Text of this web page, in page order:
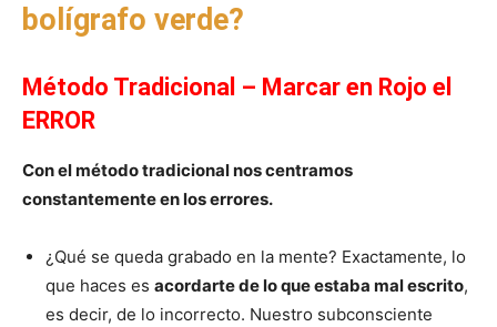
bolígrafo verde?
Método Tradicional – Marcar en Rojo el
ERROR
Con el método tradicional nos centramos
constantemente en los errores.
¿Qué se queda grabado en la mente? Exactamente, lo
que haces es acordarte de lo que estaba mal escrito,
es decir, de lo incorrecto. Nuestro subconsciente